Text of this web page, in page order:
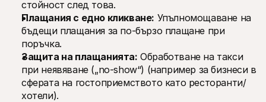
стойност след това.
Плащания с едно кликване: Упълномощаване на
бъдещи плащания за по-бързо плащане при
поръчка.
Защита на плащанията: Обработване на такси
при неявяване („no-show“) (например за бизнеси в
сферата на гостоприемството като ресторанти/
хотели).